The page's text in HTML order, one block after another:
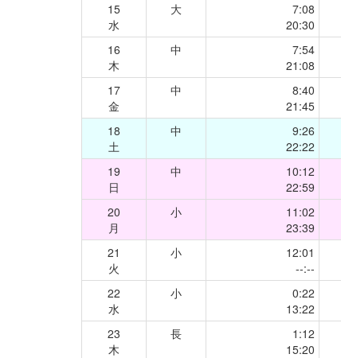
15
水
大
7:08
20:30
16
木
中
7:54
21:08
17
金
中
8:40
21:45
18
土
中
9:26
22:22
19
日
中
10:12
22:59
20
月
小
11:02
23:39
21
火
小
12:01
--:--
22
水
小
0:22
13:22
23
木
長
1:12
15:20